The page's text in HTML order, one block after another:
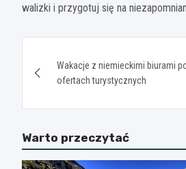
walizki i przygotuj się na
wpisu
Wakacje z niemieckimi biurami
ofertach turystycznych
Warto przeczytać